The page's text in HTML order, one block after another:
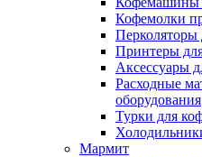
Кофемолки
Перколяторы
Принтеры
Аксессуары
Расходные
оборудования
Турки для
Мармит